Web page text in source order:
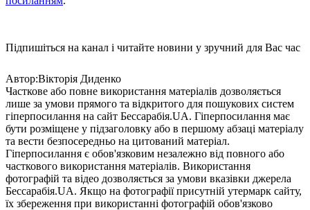
Підпишіться на канал і читайте новини у зручний для Вас час
Автор:Вiкторiя Диденко
Часткове або повне використання матеріалів дозволяється
лише за умови прямого та відкритого для пошукових систем
гіперпосилання на сайт Бессарабія.UA. Гіперпосилання має
бути розміщене у підзаголовку або в першому абзаці матеріалу
та вести безпосередньо на цитований матеріал.
Гіперпосилання є обов'язковим незалежно від повного або
часткового використання матеріалів. Використання
фотографій та відео дозволяється за умови вказівки джерела
Бессарабія.UA. Якщо на фотографії присутній утермарк сайту,
їх збереження при використанні фотографій обов'язково